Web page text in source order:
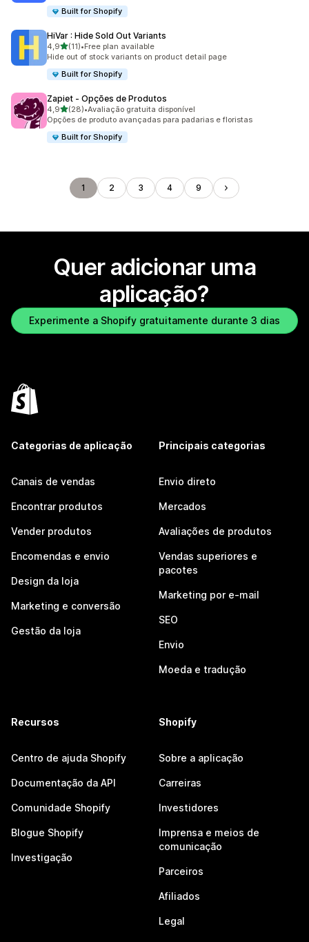
Built for Shopify
HiVar : Hide Sold Out Variants
4,9de 5 estrelas
(11)
11 total de avaliações
•Free plan available
Hide out of stock variants on product detail page
Built for Shopify
Zapiet ‑ Opções de Produtos
4,9de 5 estrelas
(28)
28 total de avaliações
•Avaliação gratuita disponível
Opções de produto avançadas para padarias e floristas
Built for Shopify
1 2 3 4 9
Quer adicionar uma
aplicação?
Experimente a Shopify gratuitamente durante 3 dias
Categorias de aplicação
Canais de vendas
Encontrar produtos
Vender produtos
Encomendas e envio
Design da loja
Marketing e conversão
Gestão da loja
Principais categorias
Envio direto
Mercados
Avaliações de produtos
Vendas superiores e
pacotes
Marketing por e-mail
SEO
Envio
Moeda e tradução
Recursos
Centro de ajuda Shopify
Documentação da API
Comunidade Shopify
Blogue Shopify
Investigação
Shopify
Sobre a aplicação
Carreiras
Investidores
Imprensa e meios de
comunicação
Parceiros
Afiliados
Legal